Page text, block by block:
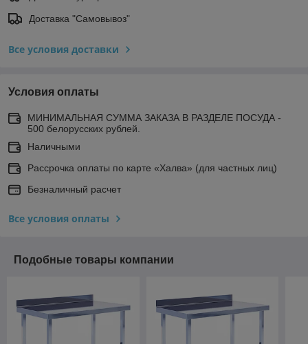
Доставка "Самовывоз"
Все условия доставки
Условия оплаты
МИНИМАЛЬНАЯ СУММА ЗАКАЗА В РАЗДЕЛЕ ПОСУДА -
500 белорусских рублей.
Наличными
Рассрочка оплаты по карте «Халва» (для частных лиц)
Безналичный расчет
Все условия оплаты
Подобные товары компании